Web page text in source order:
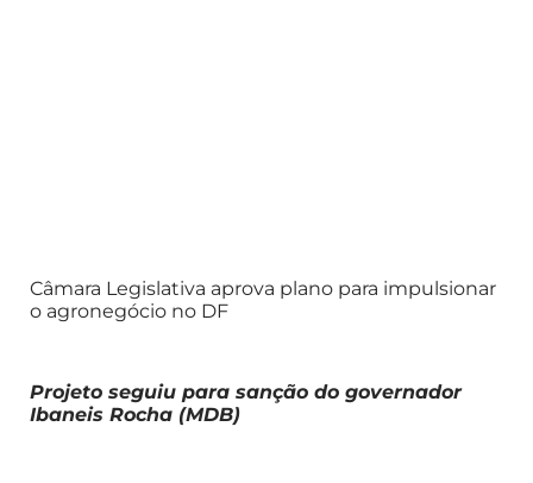
Câmara Legislativa aprova plano para impulsionar
o agronegócio no DF
Projeto seguiu para sanção do governador
Ibaneis Rocha (MDB)